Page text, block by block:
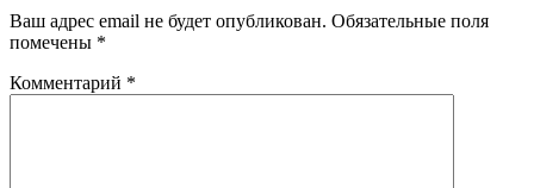
Ваш адрес email не будет опубликован. Обязательные поля
помечены *
Комментарий *